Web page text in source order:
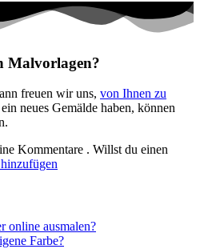
Malvorlagen?
freuen wir uns, von Ihnen zu
neues Gemälde haben, können
Kommentare . Willst du einen
online ausmalen?
Farbe?